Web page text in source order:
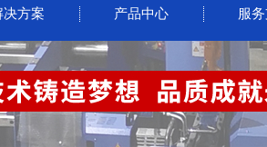
决方案 产品中心 服